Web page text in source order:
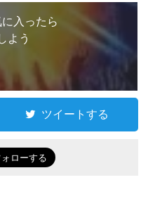
入ったら
よう
ツイートする